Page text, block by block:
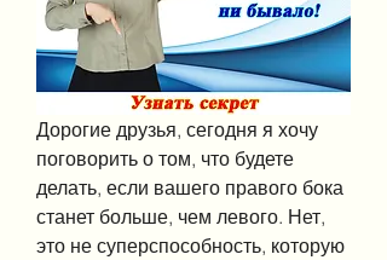
Дорогие друзья, сегодня я хочу
поговорить о том, что будете
делать, если вашего правого бока
станет больше, чем левого. Нет,
это не суперспособность, которую